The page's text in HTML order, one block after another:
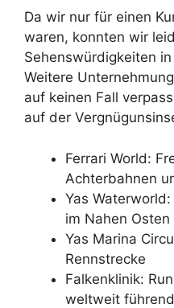
Da wir nur für einen
waren, konnten wir
Sehenswürdigkeiten
Weitere
auf keinen Fall
auf der
Ferrari World:
Achterbahnen
Yas
im Nahen Osten
Yas Marina
Rennstrecke
Falkenklinik:
weltweit